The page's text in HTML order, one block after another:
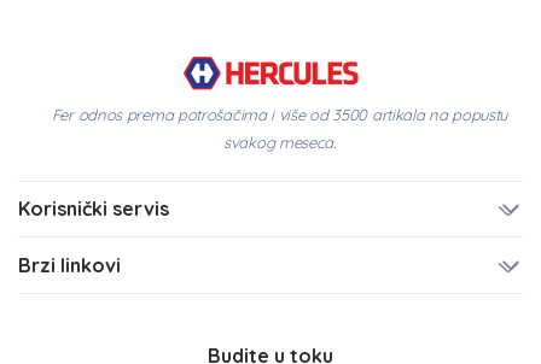
Fer odnos prema potrošačima i više od 3500 artikala na popustu
svakog meseca.
Korisnički servis
Brzi linkovi
Budite u toku